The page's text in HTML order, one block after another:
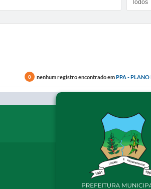
0 nenhum registro encontrado emPPA -